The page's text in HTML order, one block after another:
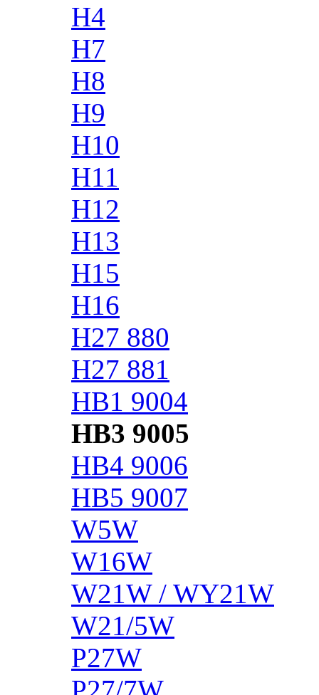
H4
H7
H8
H9
H10
H11
H12
H13
H15
H16
H27 880
H27 881
HB1 9004
HB3 9005
HB4 9006
HB5 9007
W5W
W16W
W21W / WY21W
W21/5W
P27W